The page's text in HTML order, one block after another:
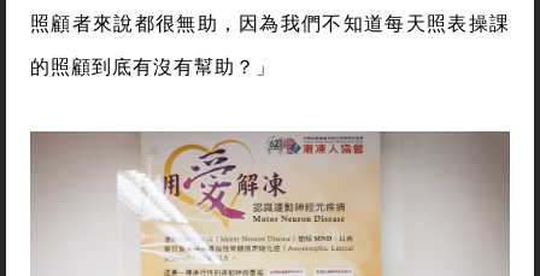
照顧者來說都很無助，因為我們不知道每天照表操課
的照顧到底有沒有幫助？」